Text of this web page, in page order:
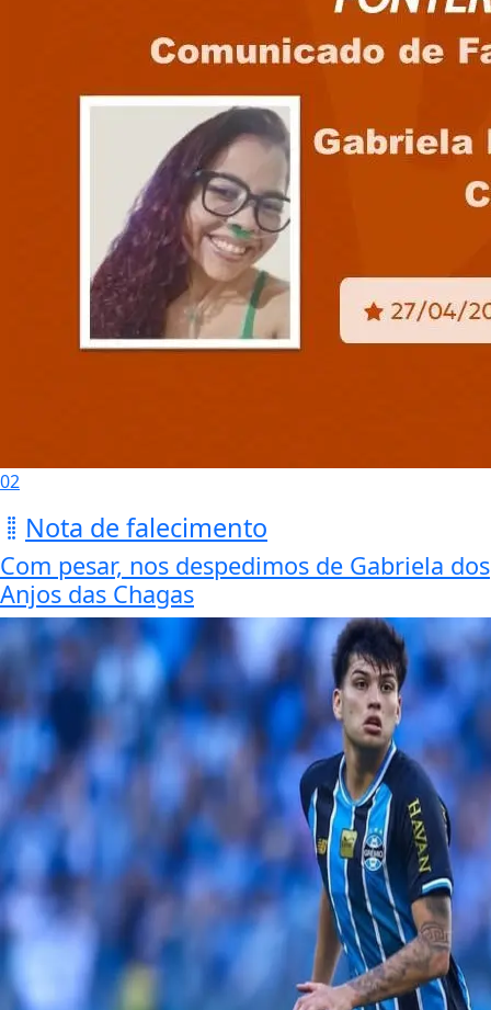
02
Nota de falecimento
Com pesar, nos despedimos de Gabriela dos
Anjos das Chagas